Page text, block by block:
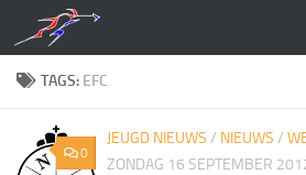
Doorgaan naar inhoud
TAGS: EFC
0
JEUGD NIEUWS / NIEUWS /
ZONDAG 16 SEPTEMBER